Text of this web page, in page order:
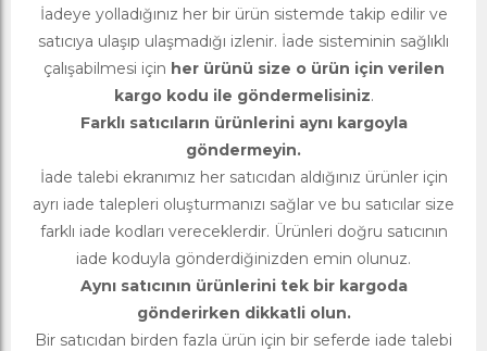
İadeye yolladığınız her bir ürün sistemde takip edilir ve
satıcıya ulaşıp ulaşmadığı izlenir. İade sisteminin sağlıklı
çalışabilmesi için her ürünü size o ürün için verilen
kargo kodu ile göndermelisiniz.
Farklı satıcıların ürünlerini aynı kargoyla
göndermeyin.
İade talebi ekranımız her satıcıdan aldığınız ürünler için
ayrı iade talepleri oluşturmanızı sağlar ve bu satıcılar size
farklı iade kodları vereceklerdir. Ürünleri doğru satıcının
iade koduyla gönderdiğinizden emin olunuz.
Aynı satıcının ürünlerini tek bir kargoda
gönderirken dikkatli olun.
Bir satıcıdan birden fazla ürün için bir seferde iade talebi